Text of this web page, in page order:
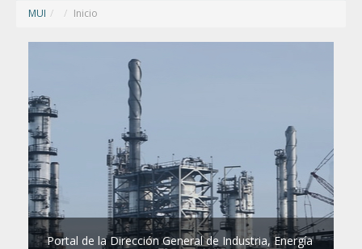
MUI / Inicio
Portal de la Dirección General de Industria, Energía